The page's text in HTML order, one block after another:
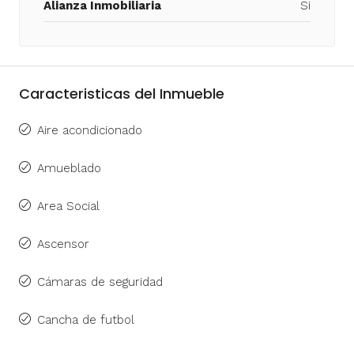
Alianza Inmobiliaria Si
Caracteristicas del Inmueble
Aire acondicionado
Amueblado
Area Social
Ascensor
Cámaras de seguridad
Cancha de futbol